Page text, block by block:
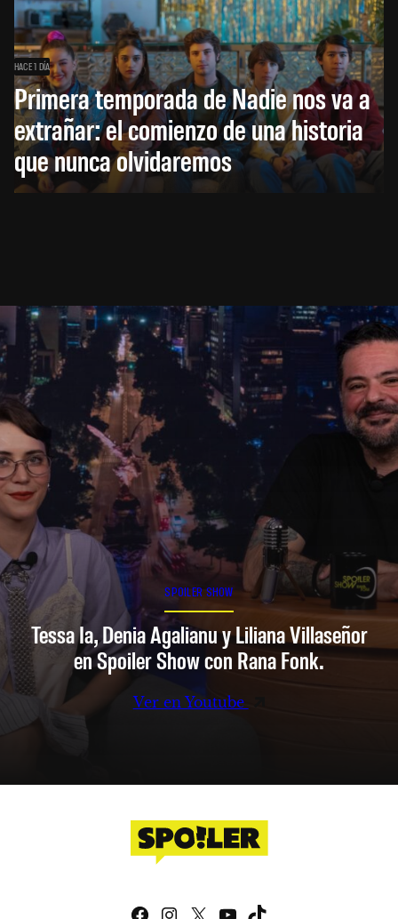
HACE 1 DÍA
Primera temporada de Nadie nos va a
extrañar: el comienzo de una historia
que nunca olvidaremos
SPOILER SHOW
Tessa Ia, Denia Agalianu y Liliana Villaseñor
en Spoiler Show con Rana Fonk.
Ver en Youtube
Facebook
Instagram
X YouTube